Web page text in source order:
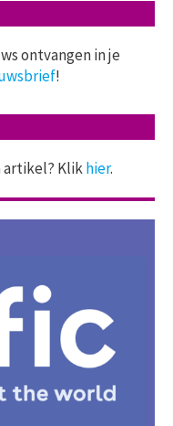
ontvangen in je
!
artikel? Klikhier.